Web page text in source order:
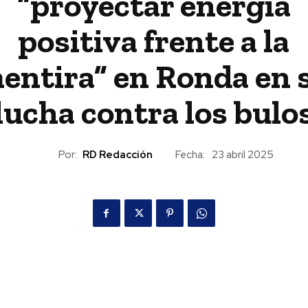
positiva frente a la
en Ronda en
contra los
Por: RD Redacción Fecha: 23 abril 2025